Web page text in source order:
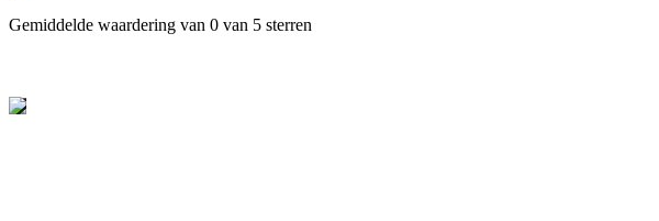
Gemiddelde waardering van 0 van 5 sterren